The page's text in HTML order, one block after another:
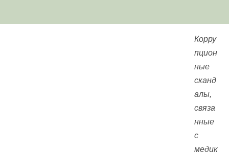
Корру
пцион
ные
сканд
алы,
связа
нные
с
медик